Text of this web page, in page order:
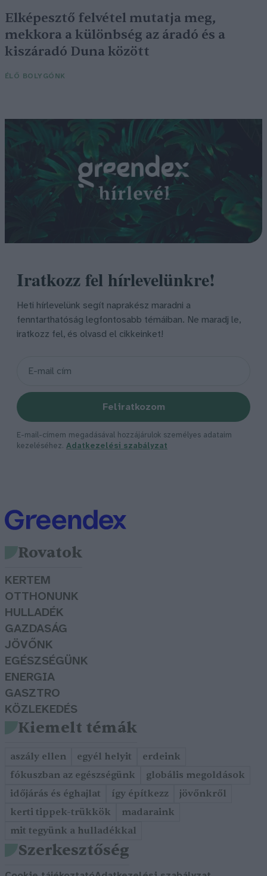
Elképesztő felvétel mutatja meg,
mekkora a különbség az áradó és a
kiszáradó Duna között
ÉLŐ BOLYGÓNK
Iratkozz fel hírlevelünkre!
Heti hírlevelünk segít naprakész maradni a
fenntarthatóság legfontosabb témáiban. Ne maradj le,
iratkozz fel, és olvasd el cikkeinket!
Feliratkozom
E-mail-címem megadásával hozzájárulok személyes adataim
kezeléséhez. Adatkezelési szabályzat
Rovatok
KERTEM
OTTHONUNK
HULLADÉK
GAZDASÁG
JÖVŐNK
EGÉSZSÉGÜNK
ENERGIA
GASZTRO
KÖZLEKEDÉS
Kiemelt témák
aszály ellen egyél helyit
erdeink
fókuszban az egészségünk
globális megoldások
időjárás és éghajlat
így építkezz
jövőnkről
kerti tippek-trükkök
madaraink
mit tegyünk a hulladékkal
Szerkesztőség